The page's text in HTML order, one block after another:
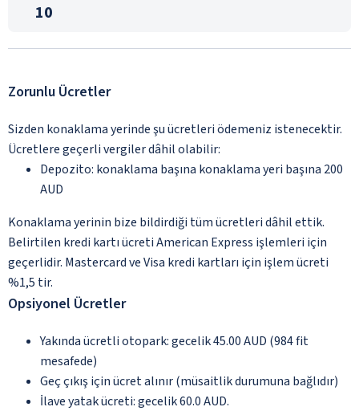
10
Zorunlu Ücretler
Sizden konaklama yerinde şu ücretleri ödemeniz istenecektir.
Ücretlere geçerli vergiler dâhil olabilir:
Depozito: konaklama başına konaklama yeri başına 200
AUD
Konaklama yerinin bize bildirdiği tüm ücretleri dâhil ettik.
Belirtilen kredi kartı ücreti American Express işlemleri için
geçerlidir. Mastercard ve Visa kredi kartları için işlem ücreti
%1,5 tir.
Opsiyonel Ücretler
Yakında ücretli otopark: gecelik 45.00 AUD (984 fit
mesafede)
Geç çıkış için ücret alınır (müsaitlik durumuna bağlıdır)
İlave yatak ücreti: gecelik 60.0 AUD.